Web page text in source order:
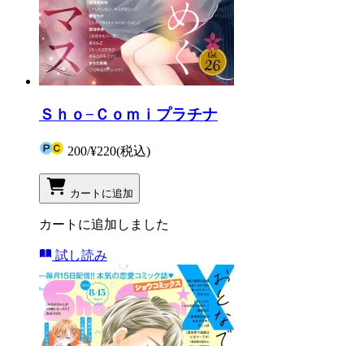
Ｓｈｏ−Ｃｏｍｉプラチナ
200/¥220(税込)
カートに追加
カートに追加しました
試し読み